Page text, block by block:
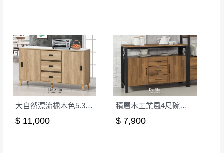
。
。
其它注意事項
本司貨車運送如因路況不佳、天候惡劣、過於偏遠之
訂購前詳加確認。(包含商品尺寸是否合適)。
訂購前請確認商品尺寸，大型物件因為人工
丈量，難免會有些許誤差值(約正負0.5CM)
詳細尺寸以實品為主。
非因本公司問題而需退換貨，請於收到貨7日
內通知客服人員(Line@ ID：@dershin)，並
須保持商品全新狀態與完整包裝。鑑賞期間
大自然漂流橡木色5.3尺碗櫃下櫃(D205)
$ 11,000
積層木工業風4尺碗櫃下座(711)
$ 7,900